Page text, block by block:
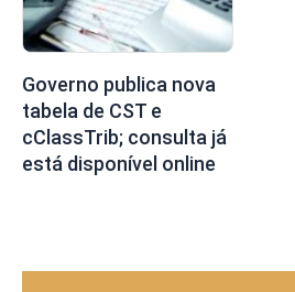
Governo publica nova
tabela de CST e
cClassTrib; consulta já
está disponível online